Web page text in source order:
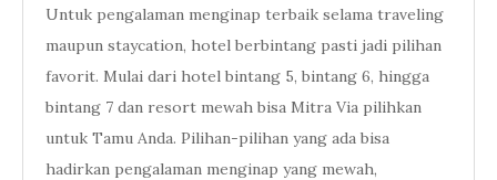
Untuk pengalaman menginap terbaik selama traveling
maupun staycation, hotel berbintang pasti jadi pilihan
favorit. Mulai dari hotel bintang 5, bintang 6, hingga
bintang 7 dan resort mewah bisa Mitra Via pilihkan
untuk Tamu Anda. Pilihan-pilihan yang ada bisa
hadirkan pengalaman menginap yang mewah,